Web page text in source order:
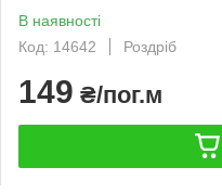
В наявності
Код: 14642
Роздріб
149 ₴/пог.м